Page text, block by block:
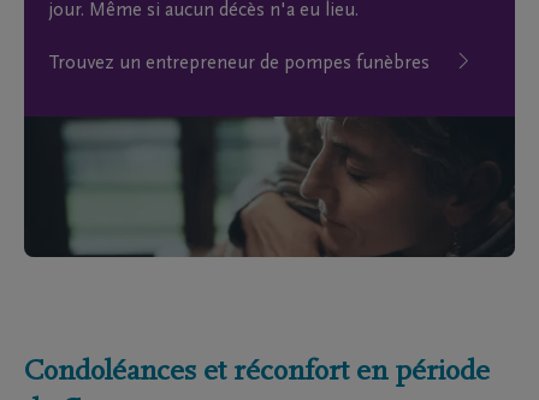
jour. Même si aucun décès n'a eu lieu.
Trouvez un entrepreneur de pompes funèbres
Condoléances et réconfort en période